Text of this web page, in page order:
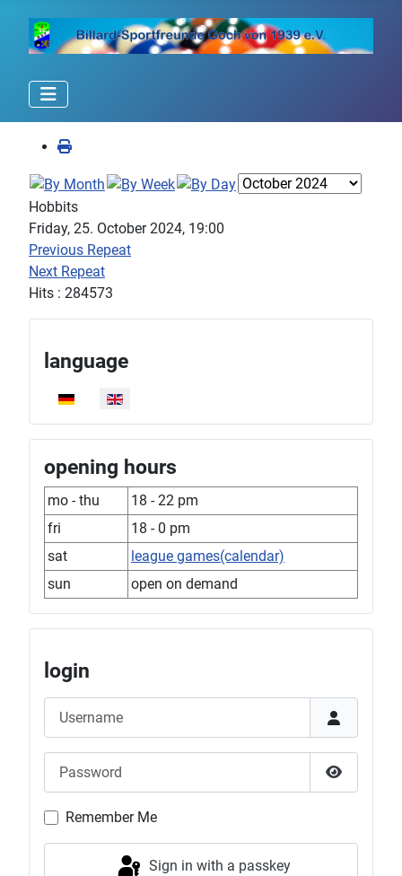
Hobbits
Friday, 25. October 2024, 19:00
Previous Repeat
Next Repeat
Hits : 284573
Select your language
language
opening hours
mo - thu
18 - 22 pm
fri
18 - 0 pm
sat
league games(calendar)
sun
open on demand
login
Show
Remember Me
Sign in with a passkey